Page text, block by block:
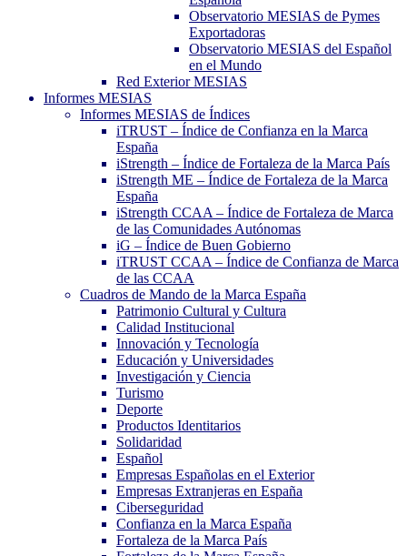
Observatorio MESIAS de Pymes
Exportadoras
Observatorio MESIAS del Español
en el Mundo
Red Exterior MESIAS
Informes MESIAS
Informes MESIAS de Índices
iTRUST – Índice de Confianza en la Marca
España
iStrength – Índice de Fortaleza de la Marca País
iStrength ME – Índice de Fortaleza de la Marca
España
iStrength CCAA – Índice de Fortaleza de Marca
de las Comunidades Autónomas
iG – Índice de Buen Gobierno
iTRUST CCAA – Índice de Confianza de Marca
de las CCAA
Cuadros de Mando de la Marca España
Patrimonio Cultural y Cultura
Calidad Institucional
Innovación y Tecnología
Educación y Universidades
Investigación y Ciencia
Turismo
Deporte
Productos Identitarios
Solidaridad
Español
Empresas Españolas en el Exterior
Empresas Extranjeras en España
Ciberseguridad
Confianza en la Marca España
Fortaleza de la Marca País